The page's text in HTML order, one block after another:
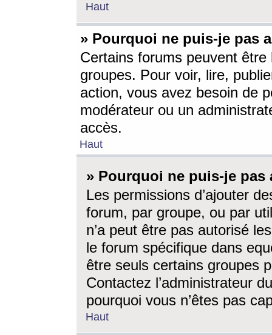
Haut
» Pourquoi ne puis-je pas
Certains forums peuvent être
groupes. Pour voir, lire,
action, vous avez besoin de
modérateur ou un
accès.
Haut
» Pourquoi ne puis-je
Les permissions d’ajouter
forum, par groupe, ou par
n’a peut être pas autorisé
le forum spécifique dans
être seuls certains groupes
Contactez l’administrateur
pourquoi vous n’êtes pas
Haut